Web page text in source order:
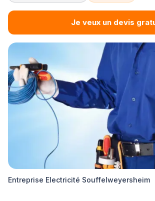
Je veux un devis
Entreprise Electricité Souffelweyersheim